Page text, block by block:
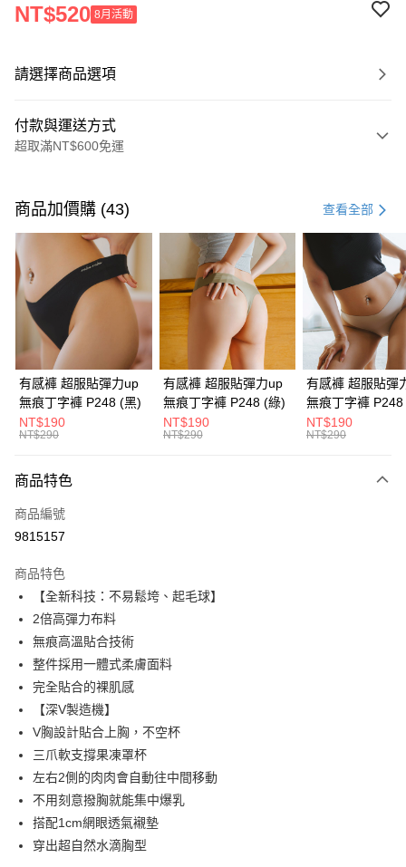
NT$520 8月活動
請選擇商品選項
付款與運送方式
超取滿NT$600免運
信用卡一次付款
信用卡分期付款
3 期 0 利率 每期 21家銀行
合作金庫商業銀行
第一商業銀行
華南商業銀行
彰化商業銀行
上海商業儲蓄銀行
台北富邦商業銀行
國泰世華商業銀行
兆豐國際商業銀行
臺灣中小企業銀行
台中商業銀行
匯豐（台灣）商業銀行
華泰商業銀行
聯邦商業銀行
遠東國際商業銀行
元大商業銀行
台灣樂天信用卡公司
6 期 0 利率 每期NT$115 21家銀行
合作金庫商業銀行
第一商業銀行
華南商業銀行
彰化商業銀行
上海商業儲蓄銀行
台北富邦商業銀行
國泰世華商業銀行
兆豐國際商業銀行
臺灣中小企業銀行
台中商業銀行
匯豐（台灣）商業銀行
聯邦商業銀行
玉山商業銀行
台灣樂天信用卡公司
超商取貨付款
LINE Pay
Apple Pay
街口支付
相關說明
【關於「AFTEE先享後付」】
便利好安心！
１．簡單：不需註冊會員、不需綁卡、不需儲值。
２．便利：只要手機號碼，簡訊認證，即可結帳。
３．安心：先確認商品／服務後，再付款。
１．於結帳方式選擇「AFTEE先享後付」後，將跳轉至「AFTEE先享後付」
結帳頁面，進行簡訊認證並確認金額後，即可完成結帳。
２．訂單成立數日內，您將收到繳費通知簡訊。
３．收到繳費通知簡訊後14天內，點擊此簡訊中的連結，可透過四大超商／
ATM／網路銀行／等多元方式進行付款，方視為交易完成。
※ 請注意：結帳手續完成當下不需立刻繳費，但若您需要取消訂單，請聯絡
購買商品的店家。未經商家同意取消之訂單仍視為有效，需透過AFTEE先享
後付繳納相關費用。
※ 交易是否成功請以「AFTEE先享後付 」之結帳頁面顯示為準，若有關於
是否繳費成功／繳費後需取消欲退款等相關疑問，請聯繫「AFTEE先享後付
運送方式
全家付款取貨
每筆NT$80，滿NT$600(含以上)免運費
7-11付款取貨
每筆NT$80，滿NT$800(含以上)免運費
每筆NT$80，滿NT$600(含以上)免運費
商品加價購 (43) 查看全部
有感褲 超服貼彈力up
無痕丁字褲 P248 (黑)
NT$190
NT$290
有感褲 超服貼彈力up
無痕丁字褲 P248 (綠)
NT$190
NT$290
有感褲 超服貼彈
無痕丁字褲
NT$190
NT$290
商品特色
商品編號
9815157
商品特色
【全新科技：不易鬆垮、起毛球】
2倍高彈力布料
無痕高溫貼合技術
整件採用一體式柔膚面料
完全貼合的裸肌感
【深V製造機】
V胸設計貼合上胸，不空杯
三爪軟支撐果凍罩杯
左右2側的肉肉會自動往中間移動
不用刻意撥胸就能集中爆乳
搭配1cm網眼透氣襯墊
穿出超自然水滴胸型